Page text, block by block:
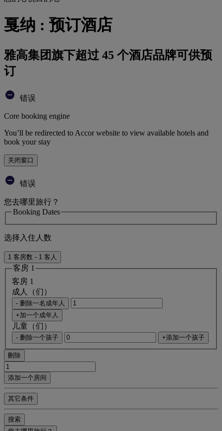
戛纳 : 预订酒店
雅高集团旗下超过 45 个酒店品牌可供预
订
错误
Core booking engine
You’ll be redirected to Accor website to view available hotels and
book your stay
关闭窗口
错误
您去哪里旅行？
Booking Dates
选择入住人数
1 客房数 - 1 客人
客房 1
客房 1
成人（们）
- 删除一名成年人
+加一个成年人
儿童（们）
- 删除一个孩子 +添加一个孩子
刪除
添加一个房间
其它条件
搜索